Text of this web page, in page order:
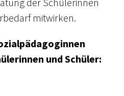
mitwirken.
und Schüler: